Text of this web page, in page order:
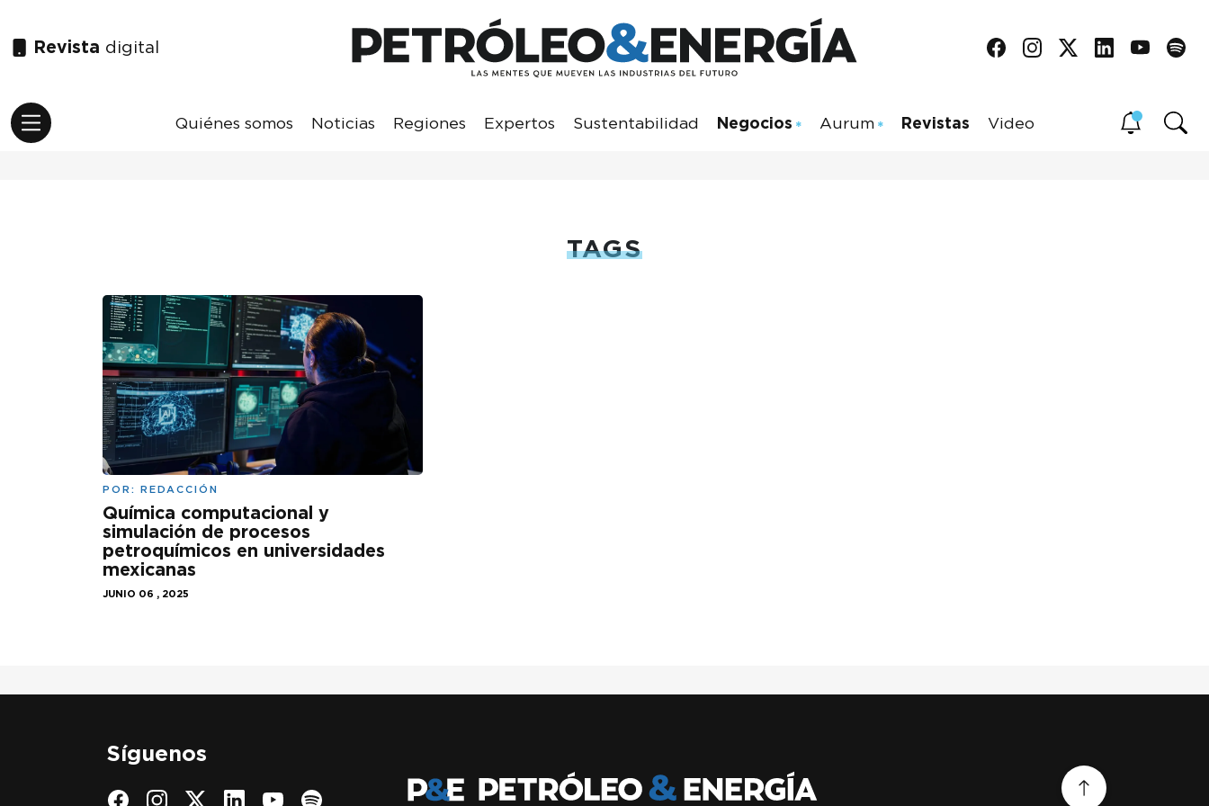
Revista digital
Quiénes somos Noticias Regiones Expertos Sustentabilidad Negocios Aurum Revistas Video
TAGS
POR: REDACCIÓN
Química computacional y
simulación de procesos
petroquímicos en universidades
mexicanas
JUNIO 06 , 2025
Síguenos